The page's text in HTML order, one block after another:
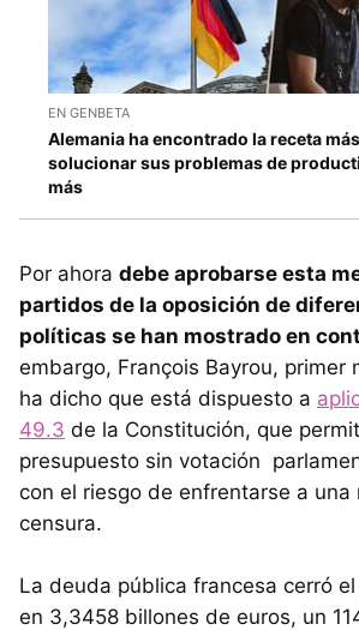
EN GENBETA
Alemania ha encontrado la receta
solucionar sus problemas de
más
Por ahora debe aprobarse esta
partidos de la oposición de
políticas se han mostrado en
embargo, François Bayrou, primer
ha dicho que está dispuesto a
49.3 de la Constitución, que
presupuesto sin votación
con el riesgo de enfrentarse a una
censura.
La deuda pública francesa cerró
en 3,3458 billones de euros, un